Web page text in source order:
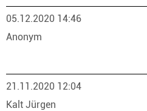
05.12.2020 14:46
Anonym
21.11.2020 12:04
Kalt Jürgen